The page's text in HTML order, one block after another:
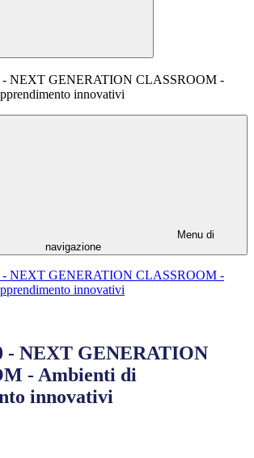
NEXT GENERATION CLASSROOM -
innovativi
Menu di
navigazione
NEXT GENERATION CLASSROOM -
innovativi
- NEXT GENERATION
- Ambienti di
innovativi